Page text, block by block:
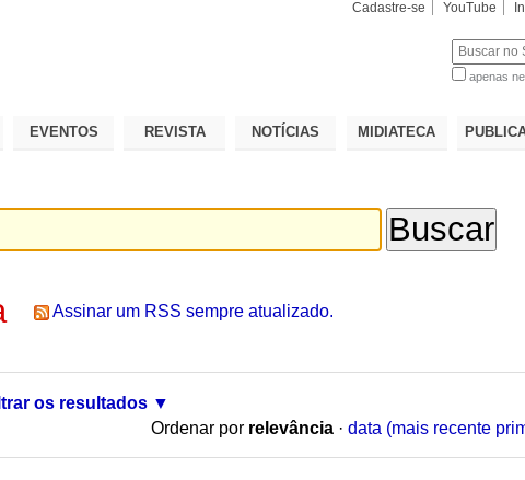
Cadastre-se YouTube
apenas
EVENTOS REVISTA NOTÍCIAS MIDIATECA
Assinar um RSS sempre atualizado.
os resultados
Ordenar por relevância · data (mais recente